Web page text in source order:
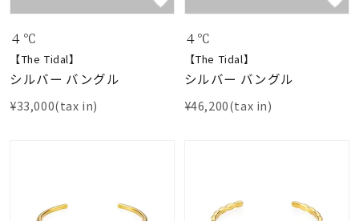
４℃
【The Tidal】
シルバー バングル
¥33,000(tax in)
４℃
【The Tidal】
シルバー バングル
¥46,200(tax in)